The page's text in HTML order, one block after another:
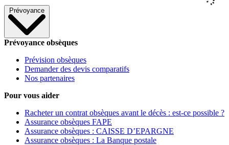
Prévoyance
Prévoyance obsèques
Prévision obsèques
Demander des devis comparatifs
Nos partenaires
Pour vous aider
Racheter un contrat obsèques avant le décès : est-ce possible ?
Assurance obsèques FAPE
Assurance obsèques : CAISSE D’EPARGNE
Assurance obsèques : La Banque postale